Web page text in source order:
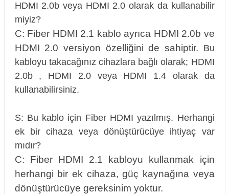
HDMI 2.0b veya HDMI 2.0 olarak da kullanabilir
miyiz?
C: Fiber HDMI 2.1 kablo ayrıca HDMI 2.0b ve
HDMI 2.0 versiyon özelliğini de sahiptir. Bu
kabloyu takacağınız cihazlara bağlı olarak; HDMI
2.0b , HDMI 2.0 veya HDMI 1.4 olarak da
kullanabilirsiniz.
S: Bu kablo için Fiber HDMI yazılmış. Herhangi
ek bir cihaza veya dönüştürücüye ihtiyaç var
mıdır?
C: Fiber HDMI 2.1 kabloyu kullanmak için
herhangi bir ek cihaza, güç kaynağına veya
dönüştürücüye gereksinim yoktur.